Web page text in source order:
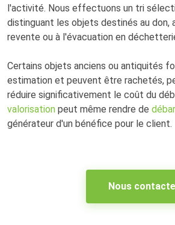
l'activité. Nous effectuons un tri
distinguant les objets destinés au don,
revente ou à l'évacuation en
Certains objets anciens ou antiquités
estimation et peuvent être rachetés,
réduire significativement le coût du
valorisation peut même rendre de
générateur d'un bénéfice pour le client.
Nous